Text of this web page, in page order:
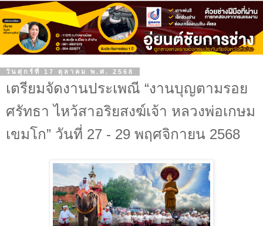
วันศุกร์ที่ 17 ตุลาคม พ.ศ. 2568
เตรียมจัดงานประเพณี “งานบุญตามรอย
ศรัทธา ไหว้สาอริยสงฆ์เจ้า หลวงพ่อเกษม
เขมโก” วันที่ 27 - 29 พฤศจิกายน 2568